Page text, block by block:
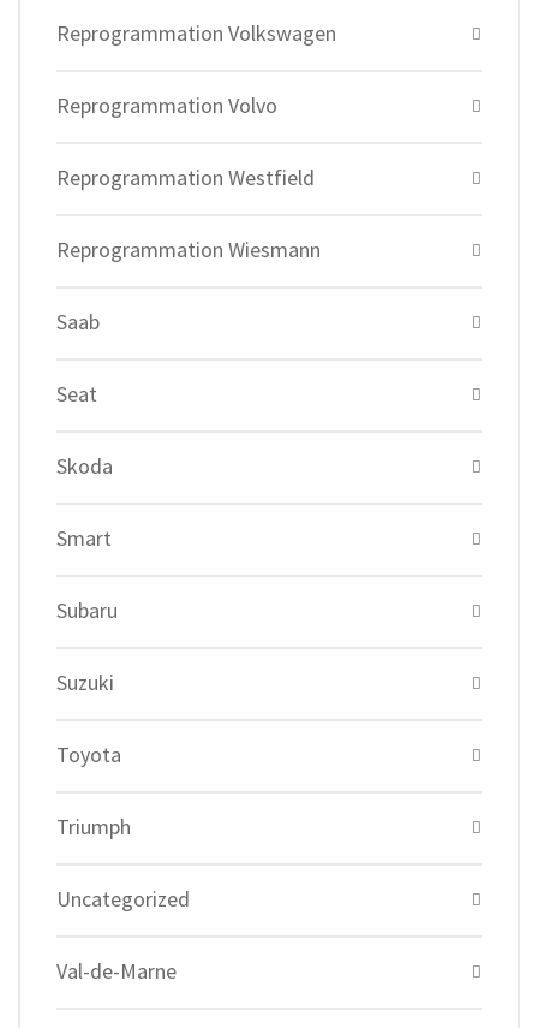
Reprogrammation Volkswagen
Reprogrammation Volvo
Reprogrammation Westfield
Reprogrammation Wiesmann
Saab
Seat
Skoda
Smart
Subaru
Suzuki
Toyota
Triumph
Uncategorized
Val-de-Marne